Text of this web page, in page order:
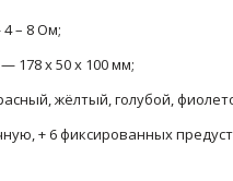
– 8 Ом;
178 x 50 x 100 мм;
жёлтый, голубой,
+ 6 фиксированных